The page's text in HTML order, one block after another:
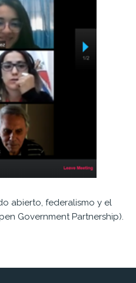
abierto, federalismo y el
Government Partnership).